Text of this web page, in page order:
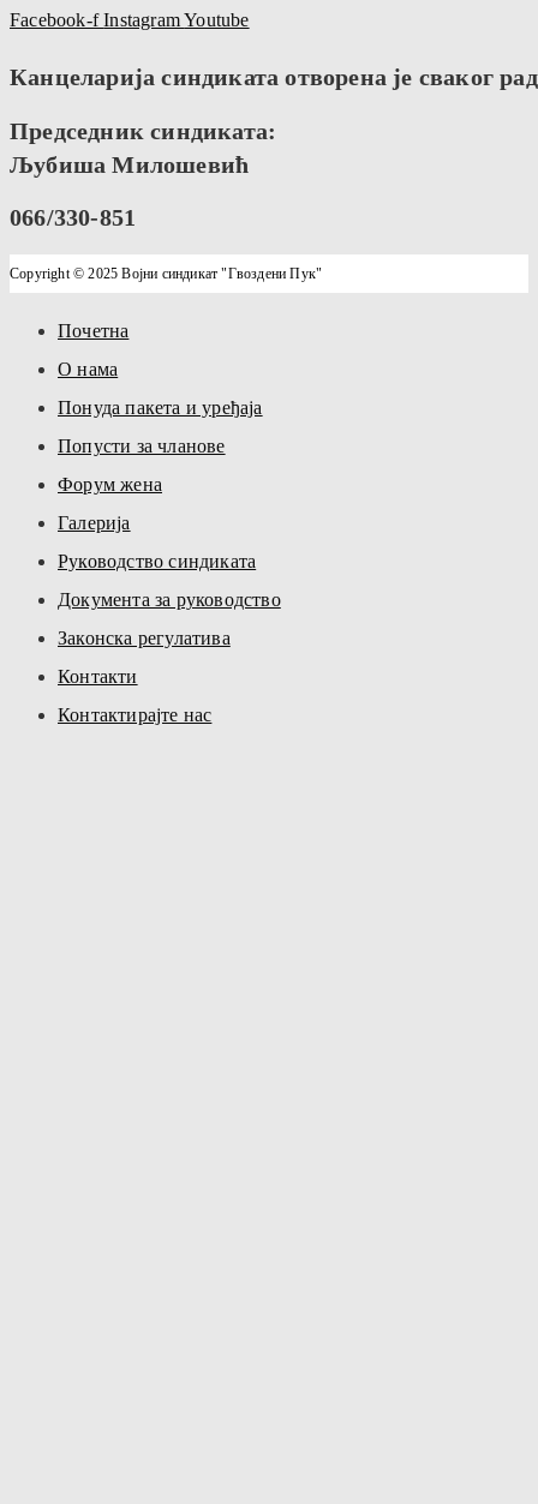
Facebook-f InstagramYoutube
Канцеларија синдиката отворена је сваког
Председник синдиката:
Љубиша Милошевић
066/330-851
Copyright © 2025 Војни синдикат "Гвоздени Пук"
Почетна
О нама
Понуда пакета и уређаја
Попусти за чланове
Форум жена
Галерија
Руководство синдиката
Документа за руководство
Законска регулатива
Контакти
Контактирајте нас